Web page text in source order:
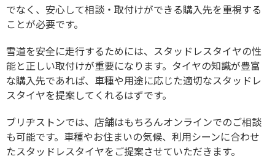
でなく、安心して相談・取付けができる購入先を重視する
ことが必要です。
雪道を安全に走行するためには、スタッドレスタイヤの性
能と正しい取付けが重要になります。タイヤの知識が豊富
な購入先であれば、車種や用途に応じた適切なスタッドレ
スタイヤを提案してくれるはずです。
ブリヂストンでは、店舗はもちろんオンラインでのご相談
も可能です。車種やお住まいの気候、利用シーンに合わせ
たスタッドレスタイヤをご提案させていただきます。